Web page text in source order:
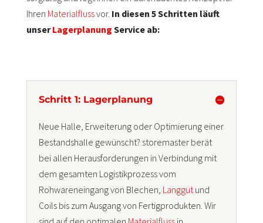
Ihren Materialflussvor. In diesen 5 Schritten läuft
unserLagerplanung Service ab:
Schritt 1: Lagerplanung
Neue Halle, Erweiterung oder Optimierung einer
Bestandshalle gewünscht? storemaster berät
bei allen Herausforderungen in Verbindung mit
dem gesamten Logistikprozess vom
Rohwareneingang von Blechen, Langgutund
Coils bis zum Ausgang von Fertigprodukten. Wir